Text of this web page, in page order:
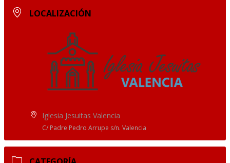
LOCALIZACIÓN
Iglesia Jesuitas Valencia
C/ Padre Pedro Arrupe s/n. Valencia